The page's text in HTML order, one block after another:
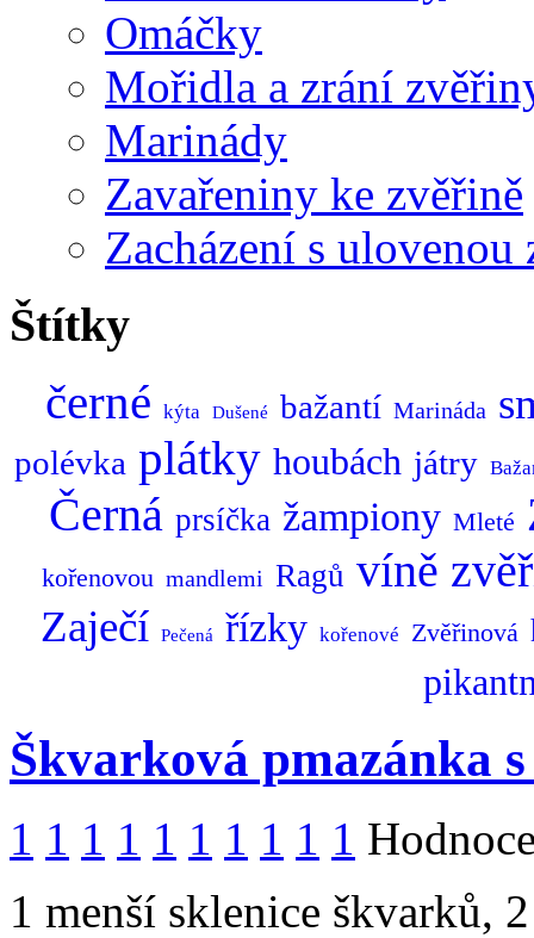
Omáčky
Mořidla a zrání
Marinády
Zavařeniny ke zvěřině
Zacházení s ulovenou
Štítky
černé kýta Dušené bažantí Marináda
polévka plátky houbách játry
Černá prsíčka žampiony Mleté
kořenovou mandlemi Ragů víně
Zaječí Pečená řízky kořenové Zvěřinová
Škvarková pmazánka
1 1 1 1 1 1 1 1 1 1
1 menší sklenice škvarků,